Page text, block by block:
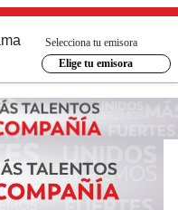
Selecciona tu emisora
Elige tu emisora